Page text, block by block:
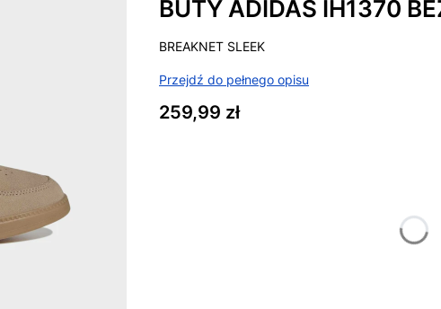
BUTY ADIDAS IH1370
BREAKNET SLEEK
Przejdź do pełnego opisu
Cena
259,99 zł